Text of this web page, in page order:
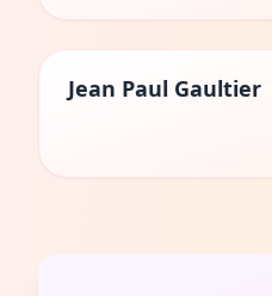
Jean Paul Gaultier